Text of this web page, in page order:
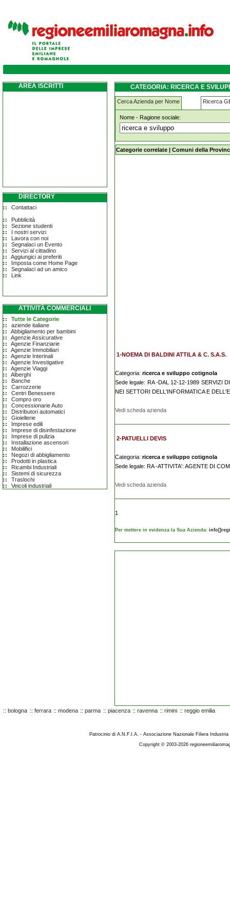
ricerca-e-sviluppo cotignola
AREA ISCRITTI
DIRECTORY
Contattaci
Pubblicità
Sezione studenti
I nostri servizi
Lavora con noi
Segnalaci un Evento
Servizi al cittadino
Aggiungici ai preferiti
Imposta come Home Page
Segnalaci ad un amico
Link
ATTIVITÀ COMMERCIALI
Tutte le Categorie
aziende italiane
Abbigliamento per bambini
Agenzie Assicurative
Agenzie Finanziarie
Agenzie Immobiliari
Agenzie Interinali
Agenzie Investigative
Agenzie Viaggi
Alberghi
Banche
Carrozzerie
Centri Benessere
Compro oro
Concessionarie Auto
Distributori automatici
Gioiellerie
Imprese edili
Imprese di disinfestazione
Imprese di pulizia
Installazione ascensori
Mobilifici
Negozi di abbigliamento
Prodotti in plastica
Ricambi Industriali
Sistemi di sicurezza
Traslochi
Veicoli industriali
CATEGORIA: RICERCA E
Cerca Azienda per Nome Ricerca
Nome - Ragione sociale:
ricerca-e-sviluppo cotignola
Categorie correlate | Comuni della
1-NOEMA DI BALDINI ATTILA & C. S.A.S.
Categoria: ricerca e sviluppo cotignola
Sede legale: RA -DAL 12-12-1989 SERVIZI
NEI SETTORI DELL'INFORMATICA E
Vedi scheda azienda
2-PATUELLI DEVIS
Categoria: ricerca e sviluppo cotignola
Sede legale: RA -ATTIVITA': AGENTE DI
Vedi scheda azienda
1
Per mettere in evidenza la Sua Azienda:
:: bologna :: ferrara :: modena :: parma :: piacenza :: ravenna :: rimini :: reggio emilia
Patrocinio di A.N.F.I.A. - Associazione Nazionale Filiera
Copyright © 2003-2026